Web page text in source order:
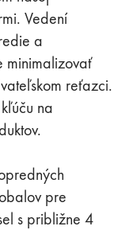
Vedení
a
minimalizovať
reťazci.
na
pre
s približne 4